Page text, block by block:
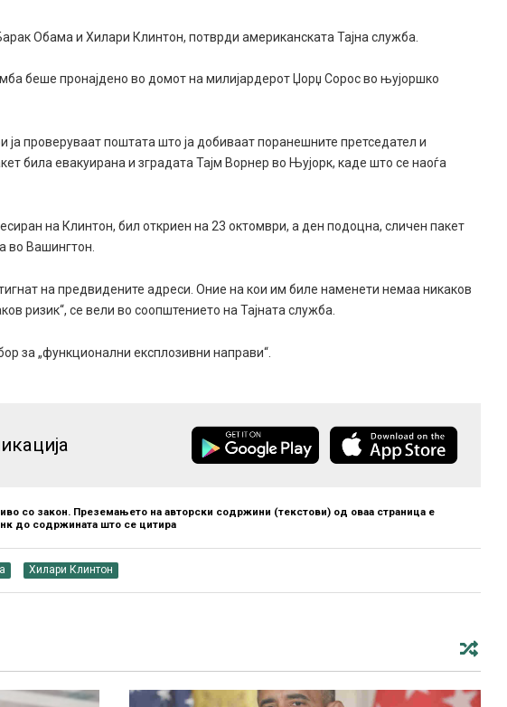
Обама и Хилари Клинтон, потврди американската Тајна служба.
беше пронајдено во домот на милијардерот Џорџ Сорос во њујоршко
ја проверуваат поштата што ја добиваат поранешните претседател и
била евакуирана и зградата Тајм Ворнер во Њујорк, каде што се наоѓа
на Клинтон, бил откриен на 23 октомври, а ден подоцна, сличен пакет
во Вашингтон.
на предвидените адреси. Оние на кои им биле наменети немаа никаков
ризик“, се вели во соопштението на Тајната служба.
за „функционални експлозивни направи“.
со закон. Преземањето на авторски содржини (текстови) од оваа страница е
до содржината што се цитира
Хилари Клинтон